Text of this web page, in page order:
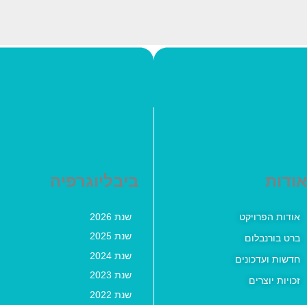
אודות
אודות הפרויקט
ברט בורנבלום
חדשות ועדכונים
זכויות יוצרים
ביבליוגרפיה
שנת 2026
שנת 2025
שנת 2024
שנת 2023
שנת 2022